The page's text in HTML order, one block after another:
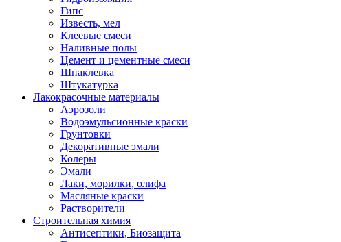
Гипс
Известь, мел
Клеевые смеси
Наливные полы
Цемент и цементные смеси
Шпаклевка
Штукатурка
Лакокрасочные материалы
Аэрозоли
Водоэмульсионные краски
Грунтовки
Декоративные эмали
Колеры
Эмали
Лаки, морилки, олифа
Масляные краски
Растворители
Строительная химия
Антисептики, Биозащита